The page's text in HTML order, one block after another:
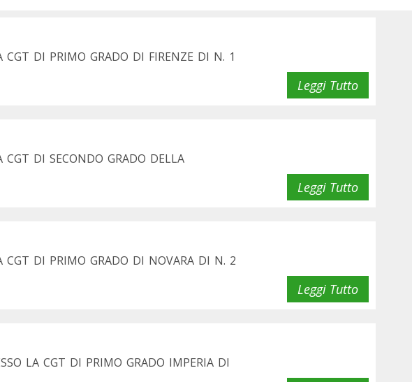
CGT DI PRIMO GRADO DI FIRENZE DI N. 1
Leggi Tutto
CGT DI SECONDO GRADO DELLA
Leggi Tutto
CGT DI PRIMO GRADO DI NOVARA DI N. 2
Leggi Tutto
LA CGT DI PRIMO GRADO IMPERIA DI